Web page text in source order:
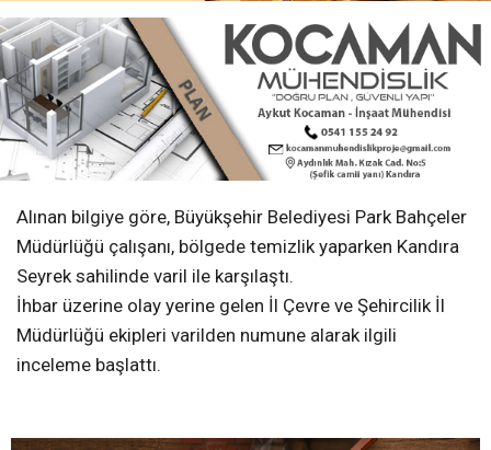
Alınan bilgiye göre, Büyükşehir Belediyesi Park Bahçeler
Müdürlüğü çalışanı, bölgede temizlik yaparken Kandıra
Seyrek sahilinde varil ile karşılaştı.
İhbar üzerine olay yerine gelen İl Çevre ve Şehircilik İl
Müdürlüğü ekipleri varilden numune alarak ilgili
inceleme başlattı.